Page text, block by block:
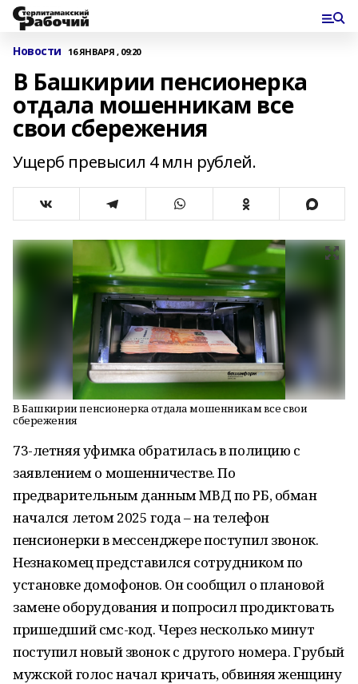
Новости 16 ЯНВАРЯ , 09:20
В Башкирии пенсионерка
отдала мошенникам все
свои сбережения
Ущерб превысил 4 млн рублей.
В Башкирии пенсионерка отдала мошенникам все свои
сбережения
73-летняя уфимка обратилась в полицию с
заявлением о мошенничестве. По
предварительным данным МВД по РБ, обман
начался летом 2025 года – на телефон
пенсионерки в мессенджере поступил звонок.
Незнакомец представился сотрудником по
установке домофонов. Он сообщил о плановой
замене оборудования и попросил продиктовать
пришедший смс-код. Через несколько минут
поступил новый звонок с другого номера. Грубый
мужской голос начал кричать, обвиняя женщину